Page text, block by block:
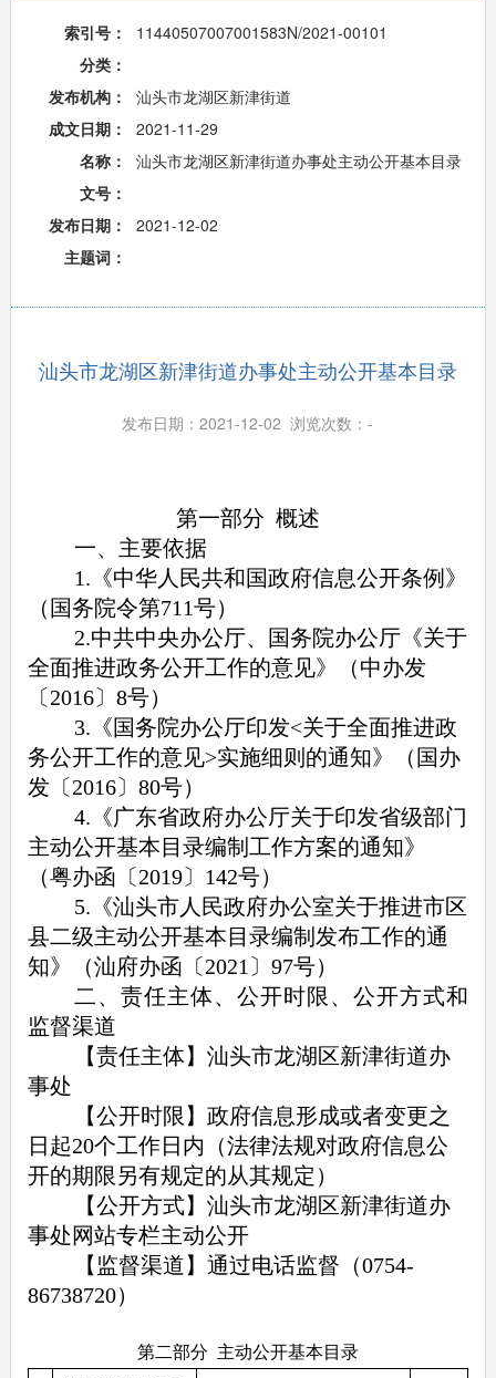
索引号：
11440507007001583N/2021-00101
分类：
发布机构：
汕头市龙湖区新津街道
成文日期：
2021-11-29
名称：
汕头市龙湖区新津街道办事处主动公开基本目录
文号：
发布日期：
2021-12-02
主题词：
汕头市龙湖区新津街道办事处主动公开基本目录
发布日期：2021-12-02 浏览次数：-
第一部分 概述
一、主要依据
1.《中华人民共和国政府信息公开条例》
（国务院令第711号）
2.中共中央办公厅、国务院办公厅《关于
全面推进政务公开工作的意见》（中办发
〔2016〕8号）
3.《国务院办公厅印发<关于全面推进政
务公开工作的意见>实施细则的通知》（国办
发〔2016〕80号）
4.《广东省政府办公厅关于印发省级部门
主动公开基本目录编制工作方案的通知》
（粤办函〔2019〕142号）
5.《汕头市人民政府办公室关于推进市区
县二级主动公开基本目录编制发布工作的通
知》（汕府办函〔2021〕97号）
二、责任主体、公开时限、公开方式和
监督渠道
【责任主体】汕头市龙湖区新津街道办
事处
【公开时限】政府信息形成或者变更之
日起20个工作日内（法律法规对政府信息公
开的期限另有规定的从其规定）
【公开方式】汕头市龙湖区新津街道办
事处网站专栏主动公开
【监督渠道】通过电话监督（0754-
86738720）
第二部分 主动公开基本目录